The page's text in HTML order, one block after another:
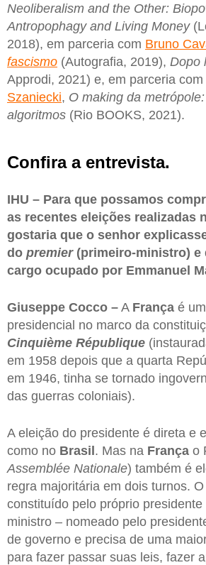
Neoliberalism and the Other:
Antropophagy and Living Money
2018), em parceria com Bruno
fascismo (Autografia, 2019), Dopo
Approdi, 2021) e, em parceria com
Szaniecki, O making da
algoritmos (Rio BOOKS, 2021).
Confira a entrevista.
IHU – Para que possamos
as recentes eleições realizadas
gostaria que o senhor
do premier(primeiro-ministro) e
cargo ocupado por Emmanuel
Giuseppe Cocco – A França é
presidencial no marco da
Cinquième République
em 1958 depois que a quarta
em 1946, tinha se tornado
das guerras coloniais).
A eleição do presidente é direta e
como no Brasil. Mas na França o
Assemblée Nationale) também é
regra majoritária em dois turnos.
constituído pelo próprio
ministro – nomeado pelo
de governo e precisa de uma
para fazer passar suas leis, fazer